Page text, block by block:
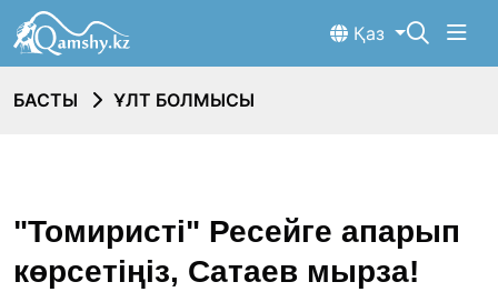
Қаз
БАСТЫ ҰЛТ БОЛМЫСЫ
"Томиристі" Ресейге апарып
көрсетіңіз, Сатаев мырза!